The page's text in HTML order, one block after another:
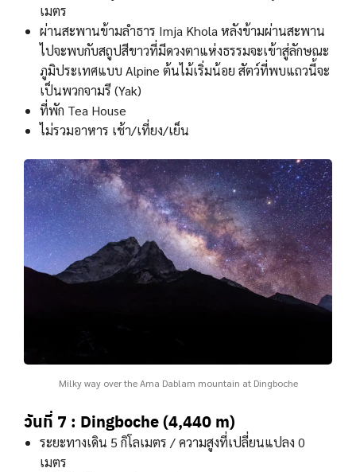
เมตร
ผ่านสะพานข้ามลำธาร Imja Khola หลังข้ามผ่านสะพาน
ไปจะพบกับสถูปสีขาวที่มีดวงตาแห่งธรรมจะเข้าสู่ลักษณะ
ภูมิประเทศแบบ Alpine ต้นไม้เริ่มน้อย สัตว์ที่พบแถวนี้จะ
เป็นพวกจามรี (Yak)
ที่พัก Tea House
ไม่รวมอาหาร เช้า/เที่ยง/เย็น
Milky way over the Ama Dablam mountain at Dingboche
วันที่ 7 : Dingboche (4,440 m)
ระยะทางเดิน 5 กิโลเมตร / ความสูงที่เปลี่ยนแปลง 0
เมตร